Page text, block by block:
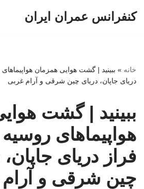
کنفرانس عمران ایران
خانه » ببینید | گشت هوایی همزمان
دریای جاپان، دریای چین شرقی و آرام غربی
ببینید | گشت
هواپیماهای
فراز دریای
چین شرقی و